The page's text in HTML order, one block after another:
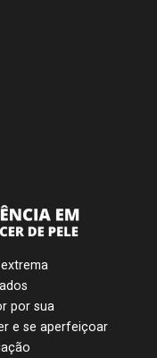
por sua
e se aperfeiçoar